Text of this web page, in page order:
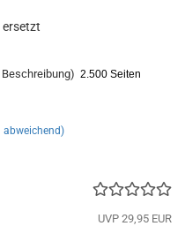
ersetzt
2.500 Seiten
abweichend)
UVP 29,95 EUR